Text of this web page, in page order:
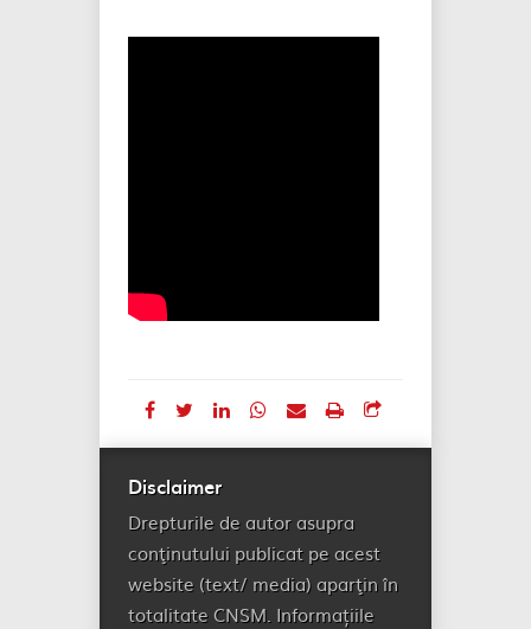
Disclaimer
Drepturile de autor asupra
conţinutului publicat pe acest
website (text/ media) aparţin în
totalitate CNSM. Informațiile